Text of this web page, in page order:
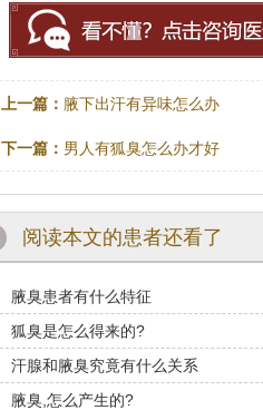
上一篇： 腋下出汗有异味怎么办
下一篇： 男人有狐臭怎么办才好
阅读本文的患者还看了
腋臭患者有什么特征
狐臭是怎么得来的?
汗腺和腋臭究竟有什么关系
腋臭,怎么产生的?